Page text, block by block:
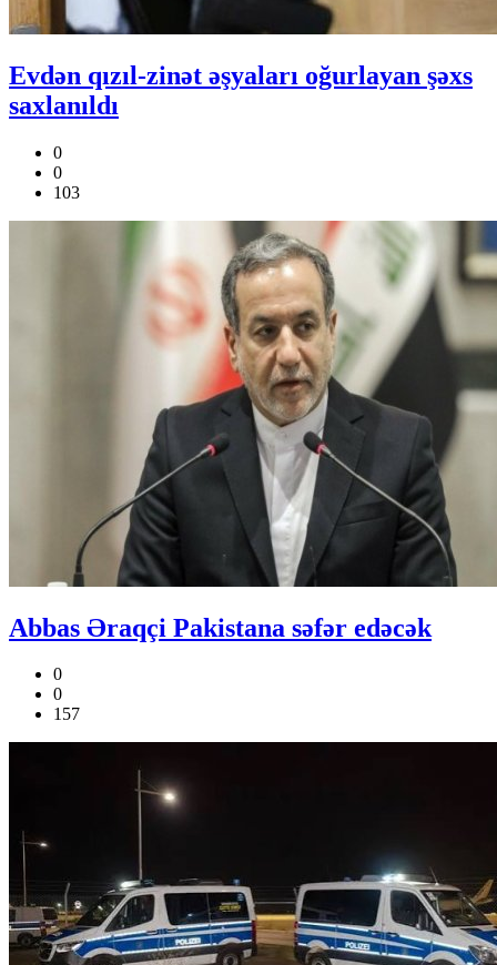
Evdən qızıl-zinət əşyaları oğurlayan şəxs
saxlanıldı
0
0
103
Abbas Əraqçi Pakistana səfər edəcək
0
0
157